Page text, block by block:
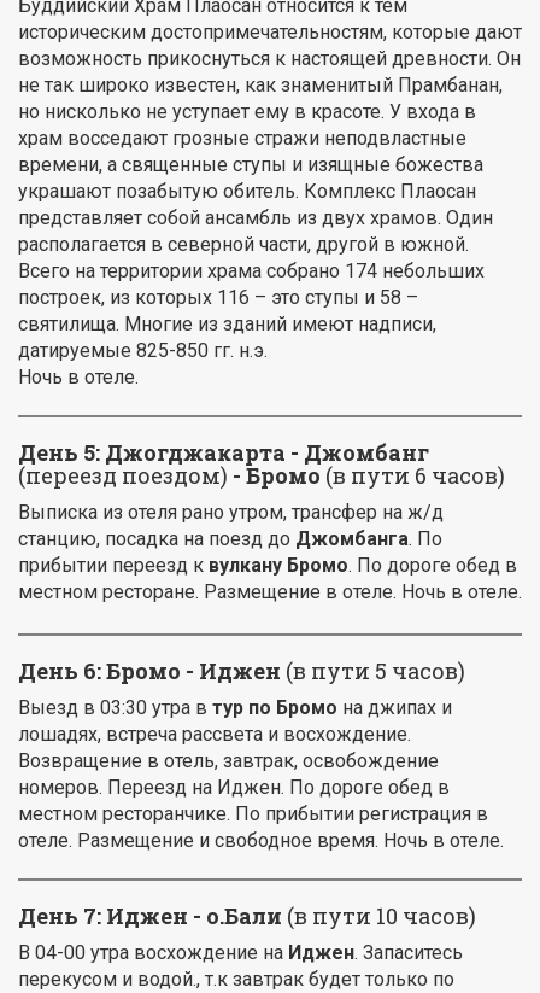
Буддийский Храм Плаосан относится к тем
историческим достопримечательностям, которые дают
возможность прикоснуться к настоящей древности. Он
не так широко известен, как знаменитый Прамбанан,
но нисколько не уступает ему в красоте. У входа в
храм восседают грозные стражи неподвластные
времени, а священные ступы и изящные божества
украшают позабытую обитель. Комплекс Плаосан
представляет собой ансамбль из двух храмов. Один
располагается в северной части, другой в южной.
Всего на территории храма собрано 174 небольших
построек, из которых 116 – это ступы и 58 –
святилища. Многие из зданий имеют надписи,
датируемые 825-850 гг. н.э.
Ночь в отеле.
День 5: Джогджакарта - Джомбанг
(переезд поездом) - Бромо (в пути 6 часов)
Выписка из отеля рано утром, трансфер на ж/д
станцию, посадка на поезд до Джомбанга. По
прибытии переезд к вулкану Бромо. По дороге обед в
местном ресторане. Размещение в отеле. Ночь в отеле.
День 6: Бромо - Иджен (в пути 5 часов)
Выезд в 03:30 утра в тур по Бромо на джипах и
лошадях, встреча рассвета и восхождение.
Возвращение в отель, завтрак, освобождение
номеров. Переезд на Иджен. По дороге обед в
местном ресторанчике. По прибытии регистрация в
отеле. Размещение и свободное время. Ночь в отеле.
День 7: Иджен - о.Бали (в пути 10 часов)
В 04-00 утра восхождение на Иджен. Запаситесь
перекусом и водой., т.к завтрак будет только по